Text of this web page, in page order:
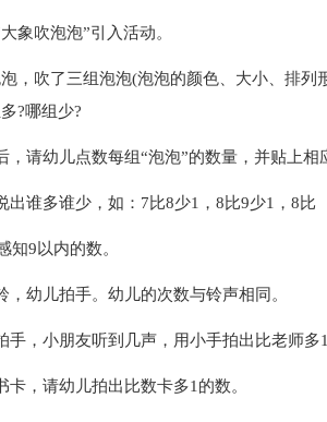
象吹泡泡”引入活动。
，吹了三组泡泡(泡泡的颜色、大小、排列
?哪组少?
，请幼儿点数每组“泡泡”的数量，并贴上相
出谁多谁少，如：7比8少1，8比9少1，8比
知9以内的数。
，幼儿拍手。幼儿的次数与铃声相同。
手，小朋友听到几声，用小手拍出比老师多1
卡，请幼儿拍出比数卡多1的数。